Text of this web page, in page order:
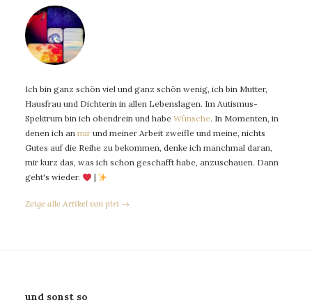
Ich bin ganz schön viel und ganz schön wenig, ich bin Mutter,
Hausfrau und Dichterin in allen Lebenslagen. Im Autismus-
Spektrum bin ich obendrein und habe Wünsche. In Momenten, in
denen ich an mir und meiner Arbeit zweifle und meine, nichts
Gutes auf die Reihe zu bekommen, denke ich manchmal daran,
mir kurz das, was ich schon geschafft habe, anzuschauen. Dann
geht's wieder.
|
Zeige alle Artikel von piri →
und sonst so